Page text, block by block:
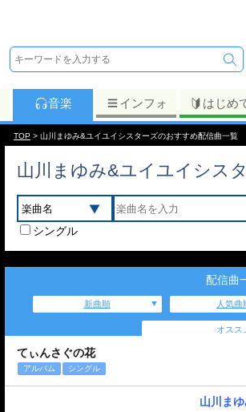
音楽 インフォ はじめ
TOP > 山川まゆみ&ユイユイシスターズのおすすめ配信曲一覧
山川まゆみ&ユイユイシス
シングル
配信曲
新曲順 人気曲
オスス
てぃんさぐの花
アルバム シングル
山川ま